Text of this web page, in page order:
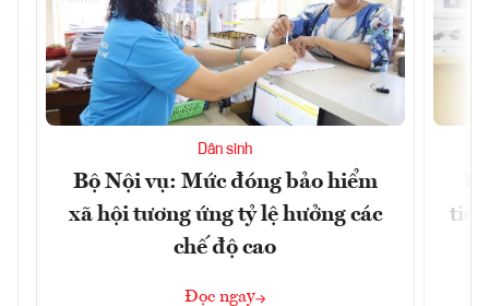
Dân sinh
Bộ Nội vụ: Mức đóng bảo hiểm
xã hội tương ứng tỷ lệ hưởng các
chế độ cao
Đọc ngay